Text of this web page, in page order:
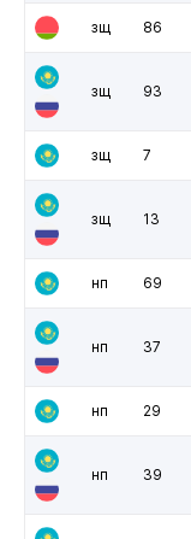
зщ 86
зщ 93
зщ 7
зщ 13
нп 69
нп 37
нп 29
нп 39